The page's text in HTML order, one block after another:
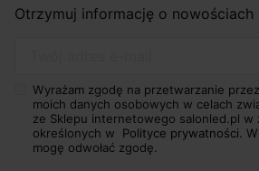
Otrzymuj informację o
Wyrażam zgodę na przetwarzanie przez
moich danych osobowych w celach
ze Sklepu internetowego salonled.pl w
określonych w Polityce prywatności.
mogę odwołać zgodę.